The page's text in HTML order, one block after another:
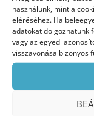
használunk, mint a
eléréséhez. Ha
adatokat dolgozhatunk
vagy az egyedi
visszavonása bizonyos